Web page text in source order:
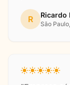
R Ricardo
São